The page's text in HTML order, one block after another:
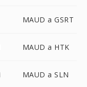
MAUD a GSRT
MAUD a HTK
MAUD a SLN